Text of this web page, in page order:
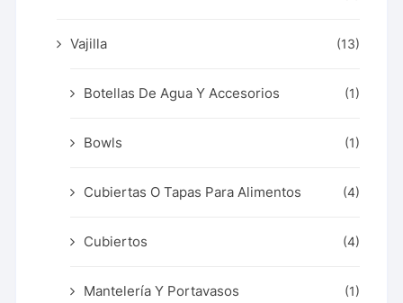
Vajilla (13)
Botellas De Agua Y Accesorios (1)
Bowls (1)
Cubiertas O Tapas Para Alimentos (4)
Cubiertos (4)
Mantelería Y Portavasos (1)